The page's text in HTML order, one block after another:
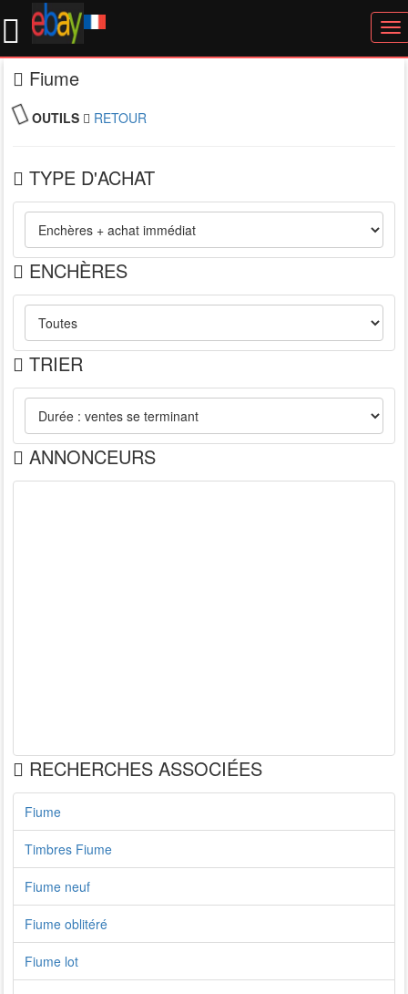
Fiume
OUTILS RETOUR
TYPE D'ACHAT
ENCHÈRES
TRIER
ANNONCEURS
RECHERCHES ASSOCIÉES
Fiume
Timbres Fiume
Fiume neuf
Fiume oblitéré
Fiume lot